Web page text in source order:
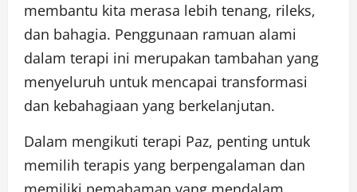
membantu kita merasa lebih tenang, rileks,
dan bahagia. Penggunaan ramuan alami
dalam terapi ini merupakan tambahan yang
menyeluruh untuk mencapai transformasi
dan kebahagiaan yang berkelanjutan.
Dalam mengikuti terapi Paz, penting untuk
memilih terapis yang berpengalaman dan